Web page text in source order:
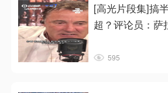
[高光片段集]搞
超？评论员：萨
595